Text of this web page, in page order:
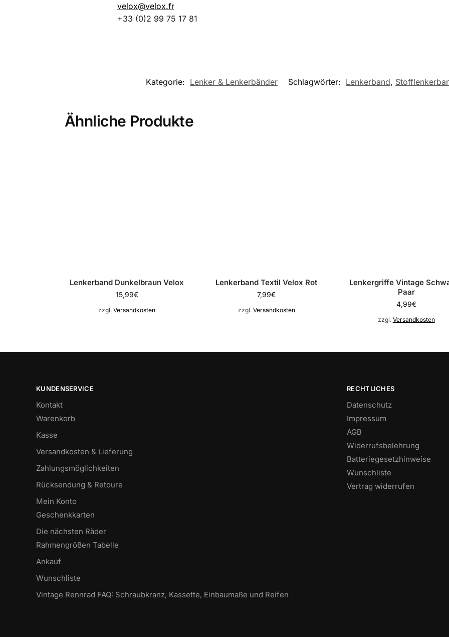
velox@velox.fr
+33 (0)2 99 75 17 81
Kategorie: Lenker & Lenkerbänder Schlagwörter: Lenkerband,
Ähnliche Produkte
Lenkerband Dunkelbraun Velox
15,99€
zzgl.Versandkosten
Lenkerband Textil Velox Rot
7,99€
zzgl. Versandkosten
Lenkergriffe Vintage
Paar
4,99€
zzgl. Versandkosten
KUNDENSERVICE
Kontakt
Warenkorb
Kasse
Versandkosten & Lieferung
Zahlungsmöglichkeiten
Rücksendung & Retoure
Mein Konto
Geschenkkarten
Die nächsten Räder
Rahmengrößen Tabelle
Ankauf
Wunschliste
Vintage Rennrad FAQ: Schraubkranz, Kassette, Einbaumaße und Reifen
RECHTLICHES
Datenschutz
Impressum
AGB
Widerrufsbelehrung
Batteriegesetzhinweise
Wunschliste
Vertrag widerrufen